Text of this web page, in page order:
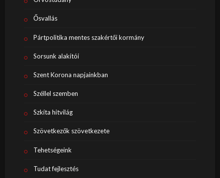
Ősvallás
Pártpolitika mentes szakértői kormány
Sorsunk alakítói
Szent Korona napjainkban
Széllel szemben
Szkíta hitvilág
Szövetkezők szövetkezete
Tehetségeink
Tudat fejlesztés